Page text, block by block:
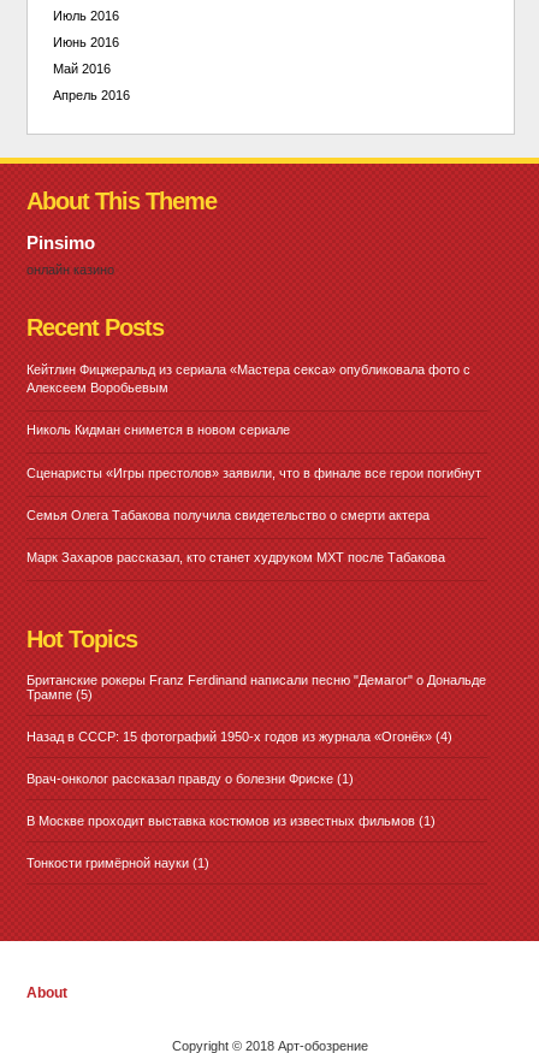
Июль 2016
Июнь 2016
Май 2016
Апрель 2016
About This Theme
Pinsimo
онлайн казино
Recent Posts
Кейтлин Фицжеральд из сериала «Мастера секса» опубликовала фото с
Алексеем Воробьевым
Николь Кидман снимется в новом сериале
Сценаристы «Игры престолов» заявили, что в финале все герои погибнут
Семья Олега Табакова получила свидетельство о смерти актера
Марк Захаров рассказал, кто станет худруком МХТ после Табакова
Hot Topics
Британские рокеры Franz Ferdinand написали песню "Демагог" о Дональде
Трампе (5)
Назад в СССР: 15 фотографий 1950-х годов из журнала «Огонёк» (4)
Врач-онколог рассказал правду о болезни Фриске (1)
В Москве проходит выставка костюмов из известных фильмов (1)
Тонкости гримёрной науки (1)
About
Copyright © 2018 Арт-обозрение